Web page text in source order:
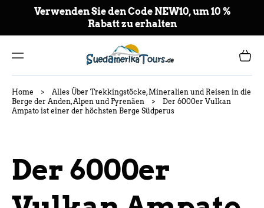
NT
DO
Verwenden Sie den Code NEW10, um 10 %
Rabatt zu erhalten
Carrito
Home >
Alles Über Trekkingstöcke, Mineralien und Reisen in die
Berge der Anden, Alpen und Pyrenäen
>
Der 6000er Vulkan
Ampato ist einer der höchsten Berge Südperus
Der 6000er